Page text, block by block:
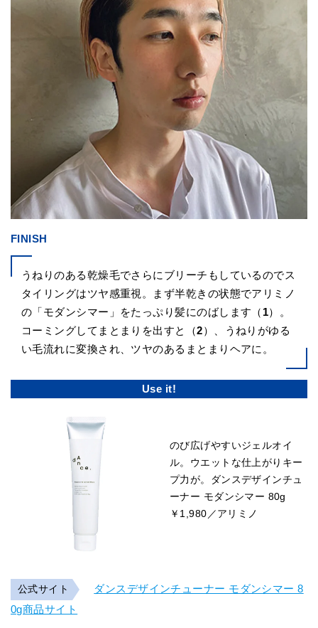
FINISH
うねりのある乾燥毛でさらにブリーチもしているのでス
タイリングはツヤ感重視。まず半乾きの状態でアリミノ
の「モダンシマー」をたっぷり髪にのばします（ 1）。
コーミングしてまとまりを出すと（2）、うねりがゆる
い毛流れに変換され、ツヤのあるまとまりヘアに。
Use it!
のび広げやすいジェルオイ
ル。ウエットな仕上がりキー
プ力が。ダンスデザインチュ
ーナー モダンシマー 80g
￥1,980／アリミノ
公式サイト
ダンスデザインチューナー モダンシマー 8
0g商品サイト